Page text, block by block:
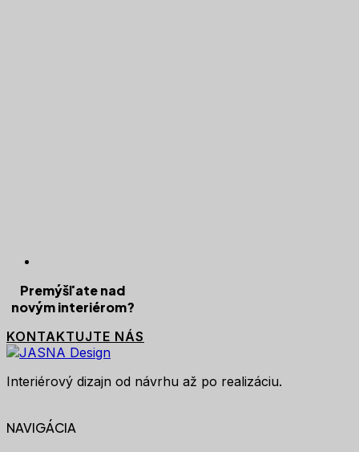
Premýšľate nad
novým interiérom?
KONTAKTUJTE NÁS
Interiérový dizajn od návrhu až po realizáciu.
NAVIGÁCIA